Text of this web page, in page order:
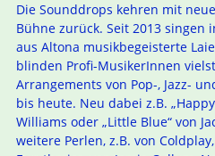
Die Sounddrops kehren mit
Bühne zurück. Seit 2013 singen
aus Altona musikbegeisterte
blinden Profi-MusikerInnen
Arrangements von Pop-, Jazz-
bis heute. Neu dabei z.B.
Williams oder „Little Blue“ von
weitere Perlen, z.B. von